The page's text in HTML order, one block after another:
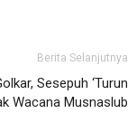
Berita Selanjutnya
Sesepuh ‘Turun
Wacana Musnaslub